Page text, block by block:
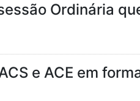
Ordinária
e ACE em